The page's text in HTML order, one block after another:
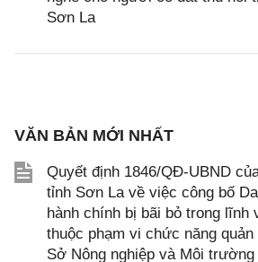
Sơn La
VĂN BẢN MỚI NHẤT
Quyết định 1846/QĐ-UBND
tỉnh Sơn La về việc công bố
hành chính bị bãi bỏ trong lĩnh
thuộc phạm vi chức năng
Sở Nông nghiệp và Môi trường